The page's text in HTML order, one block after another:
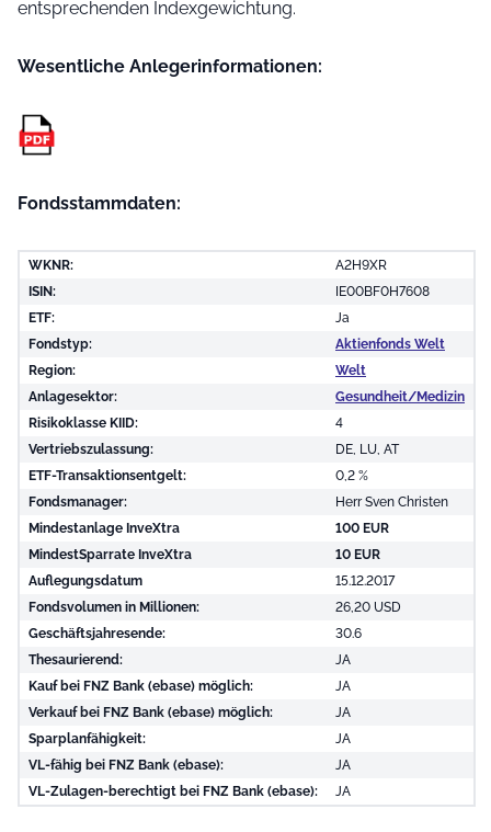
entsprechenden Indexgewichtung.
Wesentliche Anleger­informationen:
Fondsstammdaten:
WKNR:
A2H9XR
ISIN:
IE00BF0H7608
ETF:
Ja
Fondstyp:
Aktienfonds Welt
Region:
Welt
Anlagesektor:
Gesundheit/Medizin
Risikoklasse KIID:
4
Vertriebszulassung:
DE, LU, AT
ETF-Transaktionsentgelt:
0,2 %
Fondsmanager:
Herr Sven Christen
Mindestanlage InveXtra
100 EUR
MindestSparrate InveXtra
10 EUR
Auflegungsdatum
15.12.2017
Fondsvolumen in Millionen:
26,20 USD
Geschäftsjahresende:
30.6
Thesaurierend:
JA
Kauf bei FNZ Bank (ebase) möglich:
JA
Verkauf bei FNZ Bank (ebase) möglich:
JA
Sparplanfähigkeit:
JA
VL-fähig bei FNZ Bank (ebase):
JA
VL-Zulagen-berechtigt bei FNZ Bank (ebase):
JA